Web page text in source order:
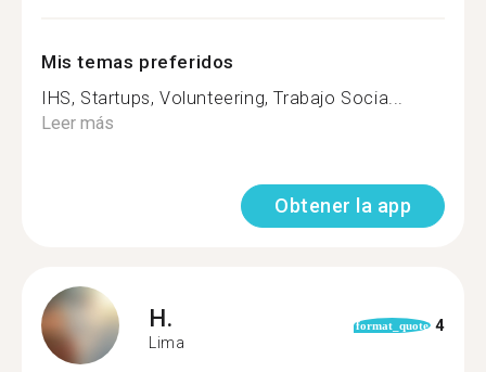
Mis temas preferidos
IHS, Startups, Volunteering, Trabajo Socia...
Leer más
Obtener la app
H.
Lima
format_quote 4